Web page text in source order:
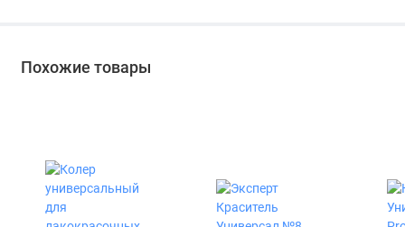
Похожие товары